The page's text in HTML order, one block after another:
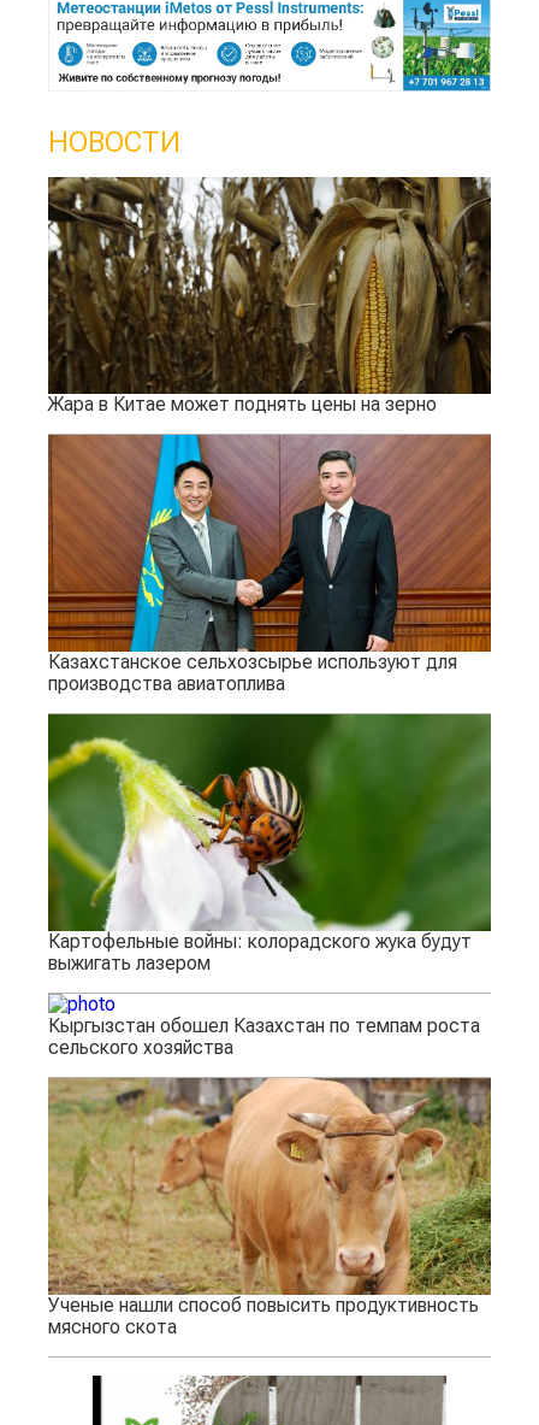
НОВОСТИ
Жара в Китае может поднять цены на зерно
Казахстанское сельхозсырье используют для
производства авиатоплива
Картофельные войны: колорадского жука будут
выжигать лазером
Кыргызстан обошел Казахстан по темпам роста
сельского хозяйства
Ученые нашли способ повысить продуктивность
мясного скота